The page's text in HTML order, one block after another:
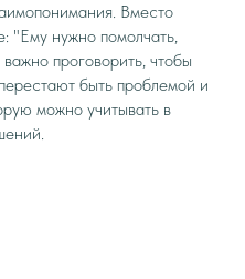
Вместо
"Ему нужно помолчать,
проговорить, чтобы
быть проблемой и
можно учитывать в